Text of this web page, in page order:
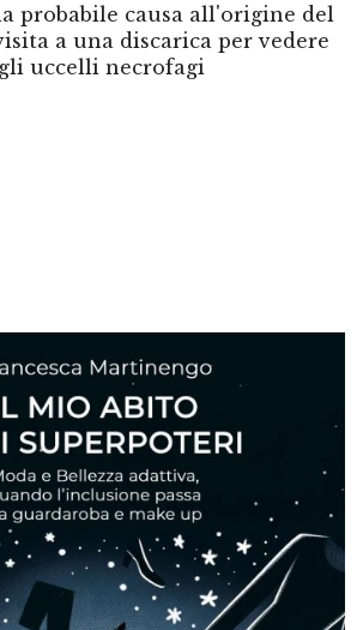
probabile causa all'origine del
a una discarica per vedere
gli uccelli necrofagi